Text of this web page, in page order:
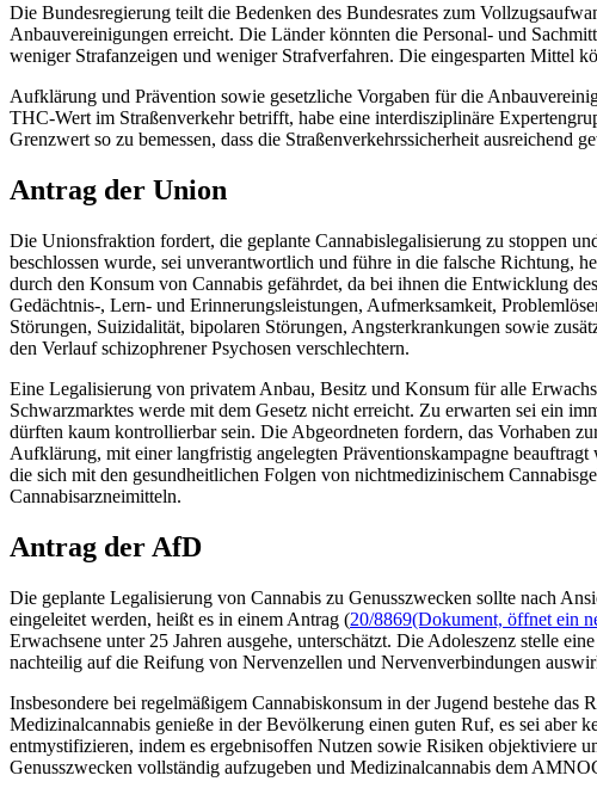
Die Bundesregierung teilt die Bedenken des Bundesrates zum
Anbauvereinigungen erreicht. Die Länder könnten die Personal- und
weniger Strafanzeigen und weniger Strafverfahren. Die eingesparten Mittel
Aufklärung und Prävention sowie gesetzliche Vorgaben für die
THC-Wert im Straßenverkehr betrifft, habe eine interdisziplinäre
Grenzwert so zu bemessen, dass die Straßenverkehrssicherheit ausreichend
Antrag der Union
Die Unionsfraktion fordert, die geplante Cannabislegalisierung zu stoppen
beschlossen wurde, sei unverantwortlich und führe in die falsche Richtung,
durch den Konsum von Cannabis gefährdet, da bei ihnen die Entwicklung
Gedächtnis-, Lern- und Erinnerungsleistungen, Aufmerksamkeit,
Störungen, Suizidalität, bipolaren Störungen, Angsterkrankungen sowie
den Verlauf schizophrener Psychosen verschlechtern.
Eine Legalisierung von privatem Anbau, Besitz und Konsum für alle
Schwarzmarktes werde mit dem Gesetz nicht erreicht. Zu erwarten sei ein
dürften kaum kontrollierbar sein. Die Abgeordneten fordern, das Vorhaben
Aufklärung, mit einer langfristig angelegten Präventionskampagne
die sich mit den gesundheitlichen Folgen von nichtmedizinischem
Cannabisarzneimitteln.
Antrag der AfD
Die geplante Legalisierung von Cannabis zu Genusszwecken sollte nach
eingeleitet werden, heißt es in einem Antrag (20/8869(Dokument, öffnet ein
Erwachsene unter 25 Jahren ausgehe, unterschätzt. Die Adoleszenz stelle
nachteilig auf die Reifung von Nervenzellen und Nervenverbindungen
Insbesondere bei regelmäßigem Cannabiskonsum in der Jugend bestehe
Medizinalcannabis genieße in der Bevölkerung einen guten Ruf, es sei
entmystifizieren, indem es ergebnisoffen Nutzen sowie Risiken objektiviere
Genusszwecken vollständig aufzugeben und Medizinalcannabis dem